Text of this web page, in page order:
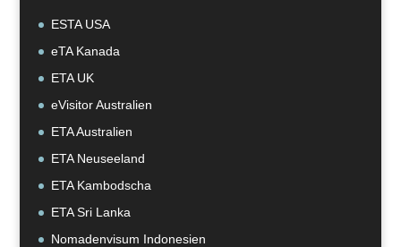
ESTA USA
eTA Kanada
ETA UK
eVisitor Australien
ETA Australien
ETA Neuseeland
ETA Kambodscha
ETA Sri Lanka
Nomadenvisum Indonesien